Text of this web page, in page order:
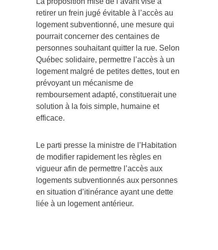
retirer un frein jugé évitable à l’accès au
logement subventionné, une mesure qui
pourrait concerner des centaines de
personnes souhaitant quitter la rue. Selon
Québec solidaire, permettre l’accès à un
logement malgré de petites dettes, tout en
prévoyant un mécanisme de
remboursement adapté, constituerait une
solution à la fois simple, humaine et
efficace.
Le parti presse la ministre de l’Habitation
de modifier rapidement les règles en
vigueur afin de permettre l’accès aux
logements subventionnés aux personnes
en situation d’itinérance ayant une dette
liée à un logement antérieur.